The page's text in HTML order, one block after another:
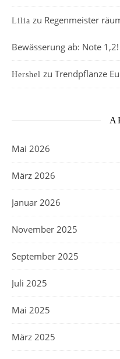
Lilia zu Regenmeister
Bewässerung ab: Note 1,2!
Hershel zu Trendpflanze
Mai 2026
März 2026
Januar 2026
November 2025
September 2025
Juli 2025
Mai 2025
März 2025